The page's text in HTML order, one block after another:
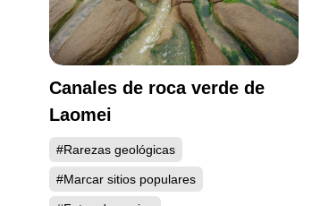
Canales de roca verde de
Laomei
#Rarezas geológicas
#Marcar sitios populares